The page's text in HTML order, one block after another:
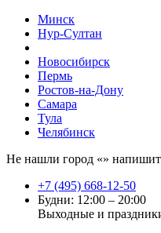
Минск
Нур-Султан
Новосибирск
Пермь
Ростов-на-Дону
Самара
Тула
Челябинск
Не нашли город «»
+7 (495) 668-12-50
Будни: 12:00 – 20:00
Выходные и